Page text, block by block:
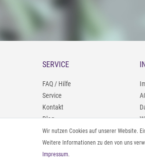
SERVICE
FAQ / Hilfe
Service
Kontakt
Blog
09402/9388966
0160/98693481
Wir nutzen Cookies auf unserer Website.
Weitere Informationen zu den von uns
Impressum.